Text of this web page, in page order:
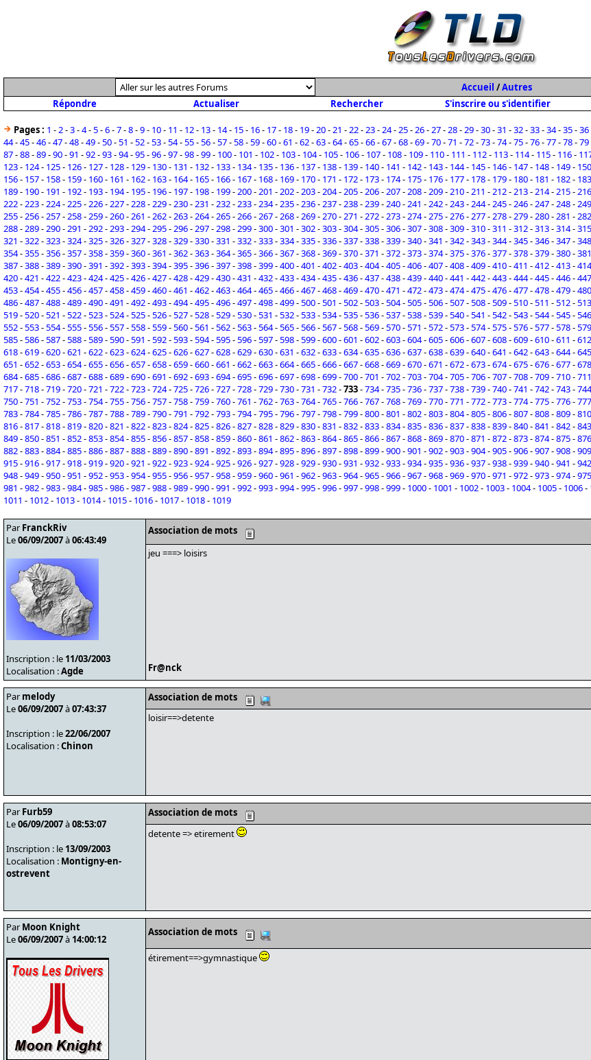
Accueil /Autres
Répondre
Actualiser Rechercher S'inscrire ou s'identifier
Pages : 1 -2-3-4-5-6-7-8-9- 10- 11 - 12- 13- 14- 15- 16- 17- 18- 19-20-21 -22-23-24-25-26-27-28-29-30-31 -32-33-34-35-36
44-45-46-47-48-49-50-51 -52-53-54-55-56-57-58-59-60-61 -62-63-64-65-66-67-68-69-70-71 -72-73-74-75-76-77-78-79
87-88-89-90-91 -92-93-94-95-96-97-98-99- 100- 101 - 102- 103- 104- 105- 106- 107- 108- 109- 110- 111 - 112- 113- 114- 115- 116-
123- 124- 125- 126- 127- 128- 129- 130- 131 - 132- 133- 134- 135- 136- 137- 138- 139- 140- 141 - 142- 143- 144- 145- 146- 147- 148- 149- 150
156- 157- 158- 159- 160- 161 - 162- 163- 164- 165- 166- 167- 168- 169- 170- 171 - 172- 173- 174- 175- 176- 177- 178- 179- 180- 181 - 182- 183
189- 190- 191 - 192- 193- 194- 195- 196- 197- 198- 199-200-201 -202-203-204-205-206-207-208-209-210-211 -212-213-214-215-216
222-223-224-225-226-227-228-229-230-231 -232-233-234-235-236-237-238-239-240-241 -242-243-244-245-246-247-248-249
255-256-257-258-259-260-261 -262-263-264-265-266-267-268-269-270-271 -272-273-274-275-276-277-278-279-280-281 -282
288-289-290-291 -292-293-294-295-296-297-298-299-300-301 -302-303-304-305-306-307-308-309-310-311 -312-313-314-315
321 -322-323-324-325-326-327-328-329-330-331 -332-333-334-335-336-337-338-339-340-341 -342-343-344-345-346-347-348
354-355-356-357-358-359-360-361 -362-363-364-365-366-367-368-369-370-371 -372-373-374-375-376-377-378-379-380-381
387-388-389-390-391 -392-393-394-395-396-397-398-399-400-401 -402-403-404-405-406-407-408-409-410-411 -412-413-414
420-421 -422-423-424-425-426-427-428-429-430-431 -432-433-434-435-436-437-438-439-440-441 -442-443-444-445-446-447
453-454-455-456-457-458-459-460-461 -462-463-464-465-466-467-468-469-470-471 -472-473-474-475-476-477-478-479-480
486-487-488-489-490-491 -492-493-494-495-496-497-498-499-500-501 -502-503-504-505-506-507-508-509-510-511 -512-513
519-520-521 -522-523-524-525-526-527-528-529-530-531 -532-533-534-535-536-537-538-539-540-541 -542-543-544-545-546
552-553-554-555-556-557-558-559-560-561 -562-563-564-565-566-567-568-569-570-571 -572-573-574-575-576-577-578-579
585-586-587-588-589-590-591 -592-593-594-595-596-597-598-599-600-601 -602-603-604-605-606-607-608-609-610-611 -612
618-619-620-621 -622-623-624-625-626-627-628-629-630-631 -632-633-634-635-636-637-638-639-640-641 -642-643-644-645
651 -652-653-654-655-656-657-658-659-660-661 -662-663-664-665-666-667-668-669-670-671 -672-673-674-675-676-677-678
684-685-686-687-688-689-690-691 -692-693-694-695-696-697-698-699-700-701 -702-703-704-705-706-707-708-709-710-711
717-718-719-720-721 -722-723-724-725-726-727-728-729-730-731 -732-733-734-735-736-737-738-739-740-741 -742-743-744
750-751 -752-753-754-755-756-757-758-759-760-761 -762-763-764-765-766-767-768-769-770-771 -772-773-774-775-776-777
783-784-785-786-787-788-789-790-791 -792-793-794-795-796-797-798-799-800-801 -802-803-804-805-806-807-808-809-810
816-817-818-819-820-821 -822-823-824-825-826-827-828-829-830-831 -832-833-834-835-836-837-838-839-840-841 -842-843
849-850-851 -852-853-854-855-856-857-858-859-860-861 -862-863-864-865-866-867-868-869-870-871 -872-873-874-875-876
882-883-884-885-886-887-888-889-890-891 -892-893-894-895-896-897-898-899-900-901 -902-903-904-905-906-907-908-909
915-916-917-918-919-920-921 -922-923-924-925-926-927-928-929-930-931 -932-933-934-935-936-937-938-939-940-941 -942
948-949-950-951 -952-953-954-955-956-957-958-959-960-961 -962-963-964-965-966-967-968-969-970-971 -972-973-974-975
981 -982-983-984-985-986-987-988-989-990-991 -992-993-994-995-996-997-998-999- 1000- 1001 - 1002- 1003- 1004- 1005- 1006-
1011 - 1012- 1013- 1014- 1015- 1016- 1017- 1018- 1019
Par FranckRiv
Le06/09/2007à06:43:49
Inscription : le 11/03/2003
Localisation :Agde
Association de mots
jeu ===> loisirs
Fr@nck
Par melody
Le06/09/2007à07:43:37
Inscription : le22/06/2007
Localisation :Chinon
Association de mots
loisir==>detente
Par Furb59
Le06/09/2007à08:53:07
Inscription : le 13/09/2003
Localisation : Montigny-en-
ostrevent
Association de mots
detente => etirement
Par Moon Knight
Le06/09/2007à 14:00:12
Association de mots
étirement==>gymnastique